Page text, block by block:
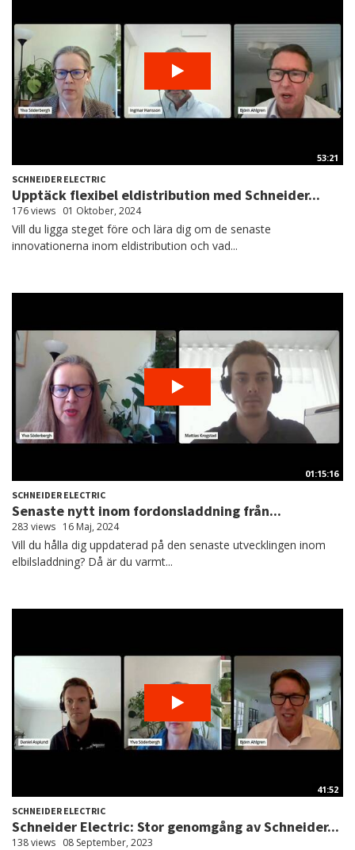
53:21
SCHNEIDER ELECTRIC
Upptäck flexibel eldistribution med Schneider...
176 views 01 Oktober, 2024
Vill du ligga steget före och lära dig om de senaste
innovationerna inom eldistribution och vad...
01:15:16
SCHNEIDER ELECTRIC
Senaste nytt inom fordonsladdning från...
283 views 16 Maj, 2024
Vill du hålla dig uppdaterad på den senaste utvecklingen inom
elbilsladdning? Då är du varmt...
41:52
SCHNEIDER ELECTRIC
Schneider Electric: Stor genomgång av Schneider...
138 views 08 September, 2023